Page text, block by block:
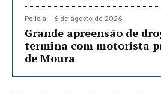
Policia 6 de agosto de 2026
Grande apreensão de
termina com motorista
de Moura